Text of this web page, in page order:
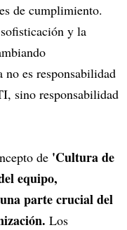
de cumplimiento.
y la
no es responsabilidad
sino responsabilidad
de 'Cultura de
equipo,
parte crucial del
Los